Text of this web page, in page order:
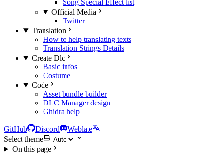
Song Special Effect list
Official Media
Twitter
Translation
How to help translating texts
Translation Strings Details
Create Dlc
Basic infos
Costume
Code
Asset bundle builder
DLC Manager design
Ghidra help
GitHub Discord
Weblate
Select theme
On this page